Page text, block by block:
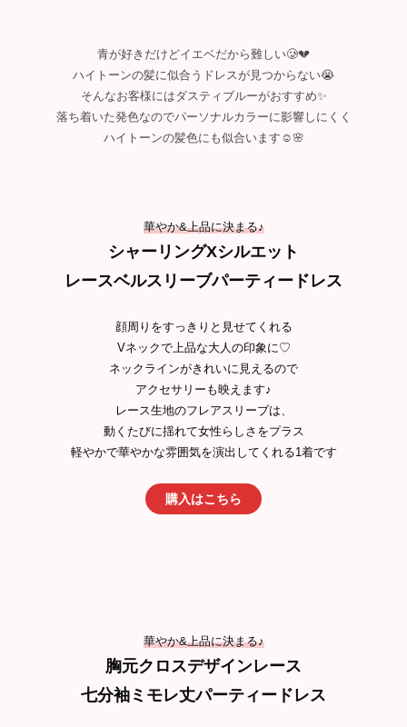
青が好きだけどイエベだから難しい🥲💔
ハイトーンの髪に似合うドレスが見つからない😭
そんなお客様にはダスティブルーがおすすめ✨
落ち着いた発色なのでパーソナルカラーに影響しにくく
ハイトーンの髪色にも似合います☺️🌸
華やか&上品に決まる♪
シャーリングXシルエット
レースベルスリーブパーティードレス
顔周りをすっきりと見せてくれる
Vネックで上品な大人の印象に♡
ネックラインがきれいに見えるので
アクセサリーも映えます♪
レース生地のフレアスリーブは、
動くたびに揺れて女性らしさをプラス
軽やかで華やかな雰囲気を演出してくれる1着です
購入はこちら
華やか&上品に決まる♪
胸元クロスデザインレース
七分袖ミモレ丈パーティードレス